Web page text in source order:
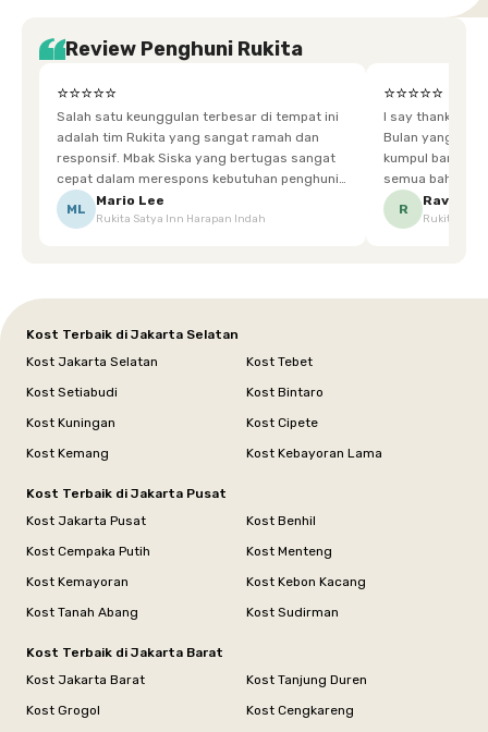
Review Penghuni Rukita
⭐⭐⭐⭐⭐
Salah satu keunggulan terbesar di tempat ini
adalah tim Rukita yang sangat ramah dan
responsif. Mbak Siska yang bertugas sangat
cepat dalam merespons kebutuhan penghuni.
Ketika saya meminta keset karena sempat
terpeleset, permintaan tersebut langsung
ML
Mario Lee
Rukita Satya Inn Harapan Indah
⭐⭐⭐⭐⭐
I say thankyou
Bulan yang super happy! banyak
kumpul bareng
semua bahagia
mgkn saran dari air aja & kebersihan lebih di
R
Ravena
Rukita
Kost Terbaik di Jakarta Selatan
Kost Jakarta Selatan
Kost Tebet
Kost Setiabudi
Kost Bintaro
Kost Kuningan
Kost Cipete
Kost Kemang
Kost Kebayoran Lama
Kost Terbaik di Jakarta Pusat
Kost Jakarta Pusat
Kost Benhil
Kost Cempaka Putih
Kost Menteng
Kost Kemayoran
Kost Kebon Kacang
Kost Tanah Abang
Kost Sudirman
Kost Terbaik di Jakarta Barat
Kost Jakarta Barat
Kost Tanjung Duren
Kost Grogol
Kost Cengkareng